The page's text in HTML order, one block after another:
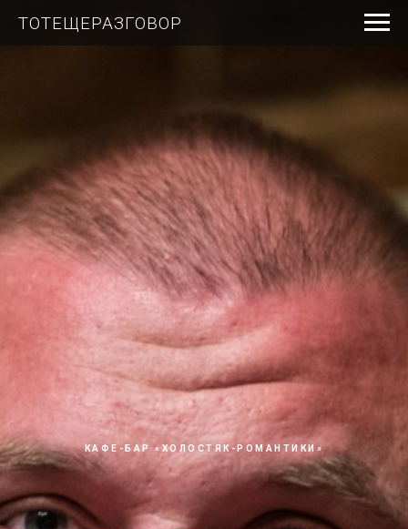
ТОТЕЩЕРАЗГОВОР
КАФЕ-БАР «ХОЛОСТЯК-РОМАНТИКИ»